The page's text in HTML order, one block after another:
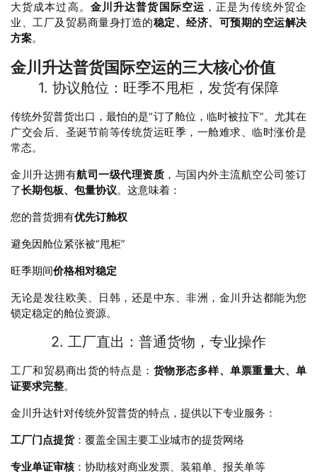
大货成本过高。 金川升达普货国际空运 ，正是为传统外贸企
业、工厂及贸易商量身打造的稳定、经济、可预期的空运解决
方案。
金川升达普货国际空运的三大核心价值
1. 协议舱位：旺季不甩柜，发货有保障
传统外贸普货出口，最怕的是“订了舱位，临时被拉下”。尤其在
广交会后、圣诞节前等传统货运旺季，一舱难求、临时涨价是
常态。
金川升达拥有航司一级代理资质 ，与国内外主流航空公司签订
了长期包板、包量协议。这意味着：
您的普货拥有优先订舱权
避免因舱位紧张被“甩柜”
旺季期间价格相对稳定
无论是发往欧美、日韩，还是中东、非洲，金川升达都能为您
锁定稳定的舱位资源。
2. 工厂直出：普通货物，专业操作
工厂和贸易商出货的特点是： 货物形态多样、单票重量大、单
证要求完整。
金川升达针对传统外贸普货的特点，提供以下专业服务：
工厂门点提货：覆盖全国主要工业城市的提货网络
专业单证审核：协助核对商业发票、装箱单、报关单等